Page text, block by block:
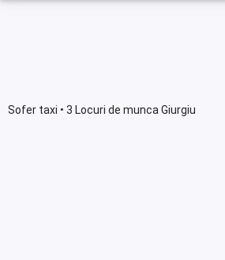
Sofer taxi • 3 Locuri de munca Giurgiu